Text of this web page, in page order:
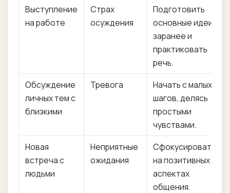
Выступление
на работе
Страх
осуждения
Подготовить
основные идеи
заранее и
практиковать
речь.
Обсуждение
личных тем с
близкими
Тревога
Начать с малых
шагов, делясь
простыми
чувствами.
Новая
встреча с
людьми
Неприятные
ожидания
Сфокусироваться
на позитивных
аспектах
общения.